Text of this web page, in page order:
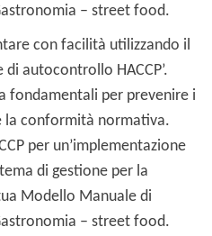
– street food.
con facilità utilizzando il
autocontrollo HACCP’.
fondamentali per prevenire i
la conformità normativa.
per un’implementazione
di gestione per la
Modello Manuale di
– street food.